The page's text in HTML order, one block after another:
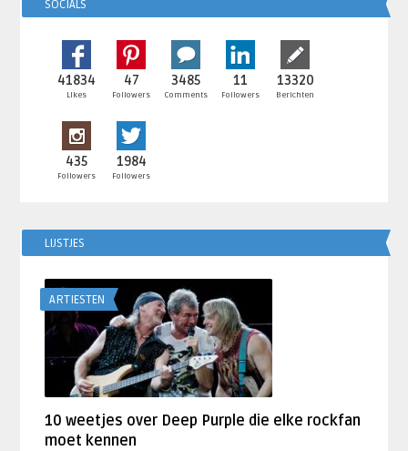
SOCIALS
41834
Likes
47
Followers
3485
Comments
11
Followers
13320
Berichten
435
Followers
1984
Followers
LIJSTJES
ARTIESTEN
10 weetjes over Deep Purple die elke rockfan
moet kennen